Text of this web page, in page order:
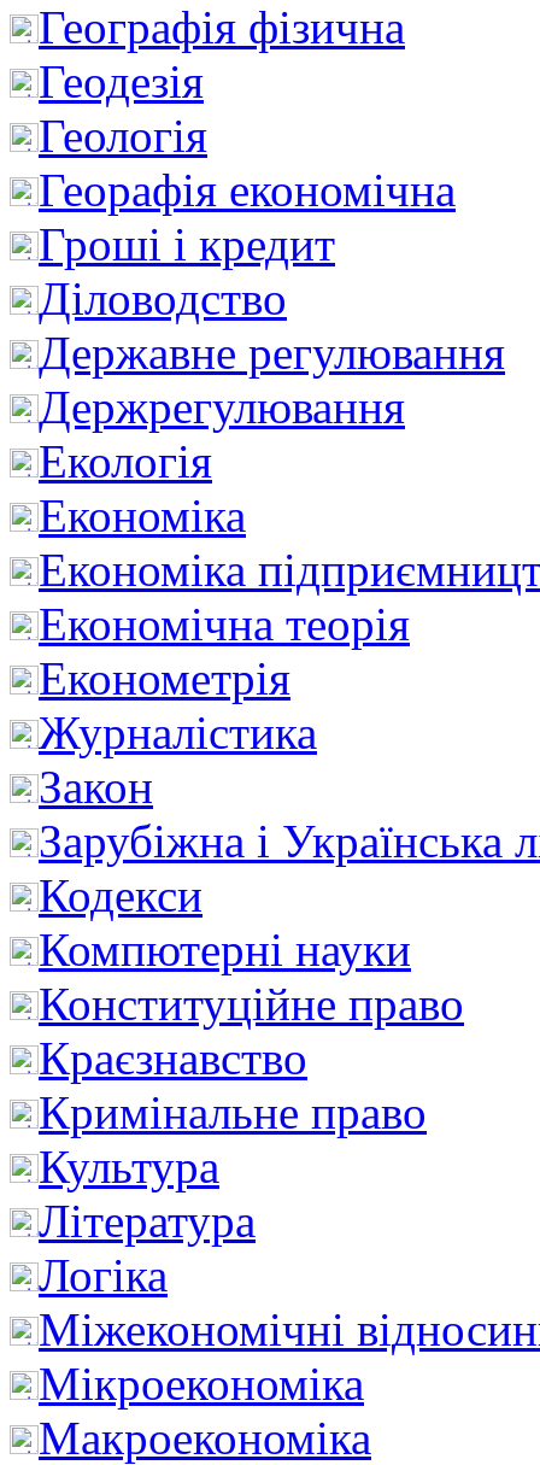
Географія фізична
Геодезія
Геологія
Георафія економічна
Гроші і кредит
Діловодство
Державне регулювання
Держрегулювання
Екологія
Економіка
Економіка
Економічна теорія
Економетрія
Журналістика
Закон
Зарубіжна і Українська
Кодекси
Компютерні науки
Конституційне право
Краєзнавство
Кримінальне право
Культура
Література
Логіка
Міжекономічні
Мікроекономіка
Макроекономіка